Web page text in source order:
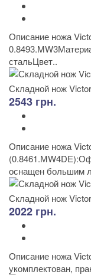
Описание ножа
стальЦвет..
Складной нож
2543 грн.
Описание ножа
оснащен большим
Складной нож
2022 грн.
Описание ножа
укомплектован,